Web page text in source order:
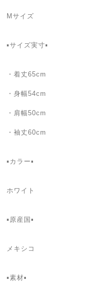
Mサイズ
▪️サイズ実寸▪️
・着丈65cm
・身幅54cm
・肩幅50cm
・袖丈60cm
▪️カラー▪️
ホワイト
▪️原産国▪️
メキシコ
▪️素材▪️